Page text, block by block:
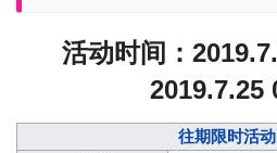
活动时间：
2019.7.25
往期限时活